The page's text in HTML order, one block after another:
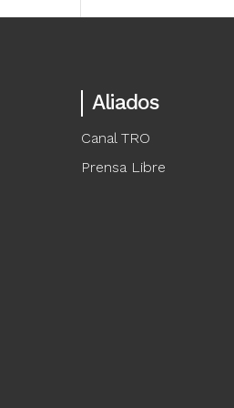
Aliados
Canal TRO
Prensa Libre